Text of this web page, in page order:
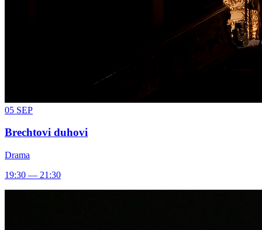
05 SEP
Brechtovi duhovi
Drama
19:30 — 21:30